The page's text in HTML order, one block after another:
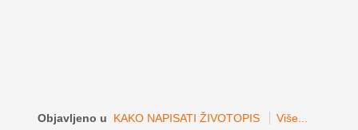
Objavljeno u KAKO NAPISATI ŽIVOTOPIS Više...